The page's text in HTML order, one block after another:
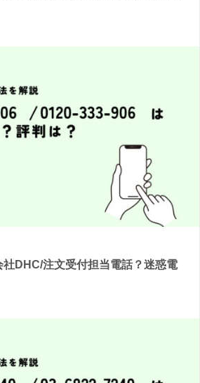
DHC/注文受付担当電話？迷惑電